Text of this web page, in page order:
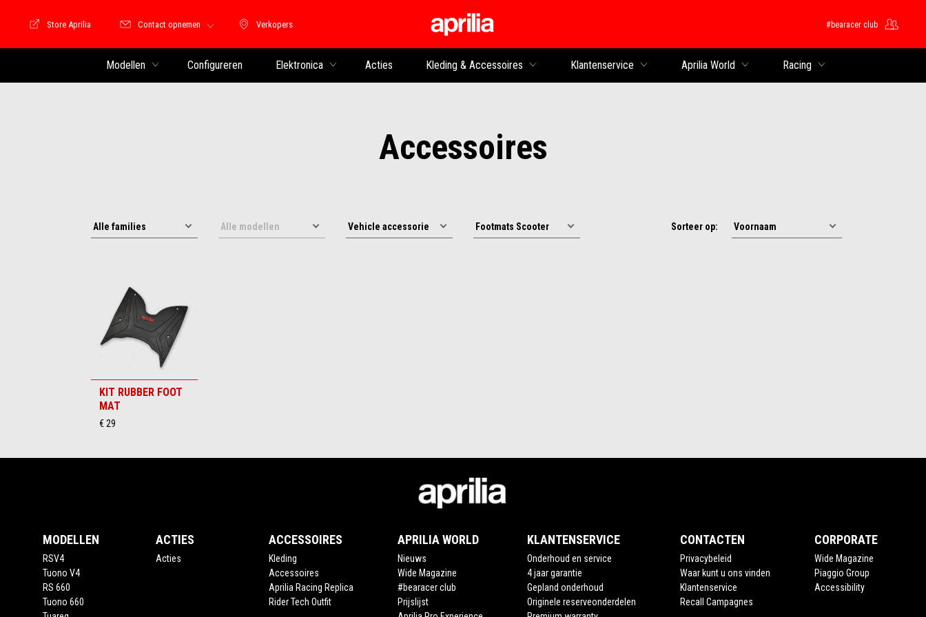
Verkopers
Verkopers
Store Motoguzzi
Store Aprilia Contact opnemen #bearacer club
Modellen Configureren Elektronica Acties Kleding & Accessoires Klantenservice Aprilia World Racing
Accessoires
Sorteer op:
KIT RUBBER FOOT
MAT
€ 29
MODELLEN
RSV4
Tuono V4
RS 660
Tuono 660
ACTIES
Acties
ACCESSOIRES
Kleding
Accessoires
Aprilia Racing Replica
Rider Tech Outfit
APRILIA WORLD
Nieuws
Wide Magazine
#bearacer club
Prijslijst
KLANTENSERVICE
Onderhoud en service
4 jaar garantie
Gepland onderhoud
Originele reserveonderdelen
CONTACTEN
Privacybeleid
Waar kunt u ons vinden
Klantenservice
Recall Campagnes
CORPORATE
Wide Magazine
Piaggio Group
Accessibility